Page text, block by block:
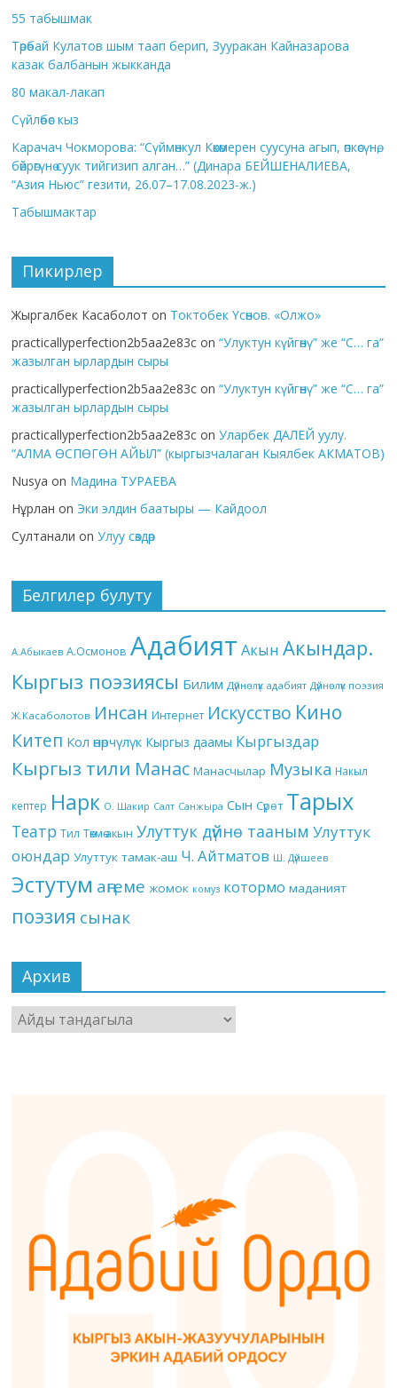
55 табышмак
Төрөбай Кулатов шым таап берип, Зууракан Кайназарова
казак балбанын жыкканда
80 макал-лакап
Сүйлөбөс кыз
Карачач Чокморова: “Сүймөнкул Көкөмерен суусуна агып, өпкөсүнө,
бөйрөгүнө суук тийгизип алган…” (Динара БЕЙШЕНАЛИЕВА,
“Азия Ньюс” гезити, 26.07–17.08.2023-ж.)
Табышмактар
Пикирлер
Жыргалбек Касаболот on Токтобек Үсөнов. «Олжо»
practicallyperfection2b5aa2e83c on“Улуктун күйгөнү” же “С… га”
жазылган ырлардын сыры
practicallyperfection2b5aa2e83c on“Улуктун күйгөнү” же “С… га”
жазылган ырлардын сыры
practicallyperfection2b5aa2e83c onУларбек ДАЛЕЙ уулу.
“АЛМА ӨСПӨГӨН АЙЫЛ” (кыргызчалаган Кыялбек АКМАТОВ)
Nusya on Мадина ТУРАЕВА
Нұрлан on Эки элдин баатыры — Кайдоол
Султанали onУлуу сөздөр
Белгилер булуту
А.Абыкаев А.Осмонов Адабият Акын Акындар.
Кыргыз поэзиясы Билим Дүйнөлүк адабият Дүйнөлүк поэзия
Ж.Касаболотов Инсан Интернет Искусство Кино
Китеп Кол өнөрчүлүк Кыргыз даамы Кыргыздар
Кыргыз тили Манас Манасчылар Музыка Накыл
кептер Нарк О. Шакир Салт Санжыра Сын Сүрөт Тарых
Театр Тил Төкмө акын Улуттук дүйнө тааным Улуттук
оюндар Улуттук тамак-аш Ч. Айтматов Ш. Дүйшеев
Эстутум аңгеме жомок комуз котормо маданият
поэзия сынак
Архив
Архив